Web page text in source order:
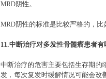
MRD阴性。
MRD阴性的标准是比较严格的，比
11.中断治疗对多发性骨髓瘤患者
中断治疗的危害主要包括生存期的
发，每次复发时缓解情况可能会改